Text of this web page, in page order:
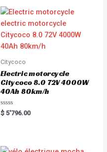
Citycoco
Electric motorcycle
Citycoco 8.0 72V 4000W
40Ah 80km/h
R
a
o
$ 5'796.00